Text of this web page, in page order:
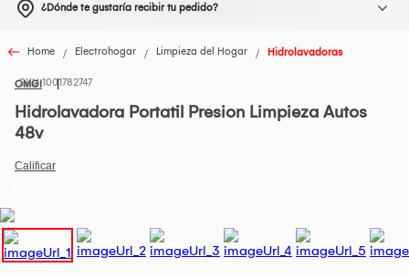
¿Dónde te gustaría recibir tu pedido?
Home Electrohogar Limpieza del Hogar Hidrolavadoras
OMGI1001782747
Hidrolavadora Portatil Presion Limpieza Autos
48v